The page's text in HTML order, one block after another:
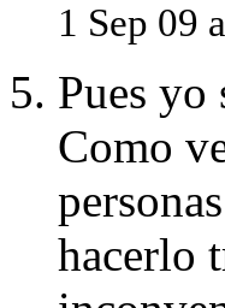
1 Sep 09
Pues
Como
hacerlo